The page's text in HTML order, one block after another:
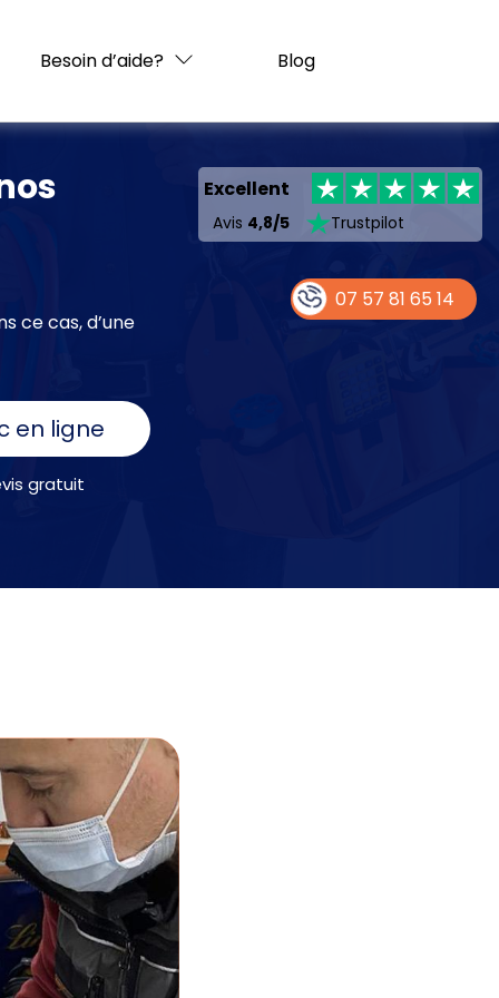
Besoin d’aide? Blog
ce cas, d’une
en ligne
gratuit
Excellent
Avis 4,8/5 Trustpilot
07 57 81 65 14